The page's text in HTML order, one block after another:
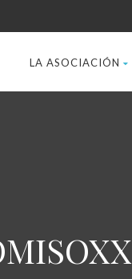
LA ASOCIACIÓN